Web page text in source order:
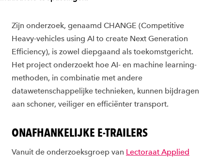
Zijn onderzoek, genaamd CHANGE (Competitive
Heavy-vehicles using AI to create Next Generation
Efficiency), is zowel diepgaand als toekomstgericht.
Het project onderzoekt hoe AI- en machine learning-
methoden, in combinatie met andere
datawetenschappelijke technieken, kunnen bijdragen
aan schoner, veiliger en efficiënter transport.
ONAFHANKELIJKE E-TRAILERS
Vanuit de onderzoeksgroep van Lectoraat Applied